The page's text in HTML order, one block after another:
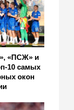
«ПСЖ» и
10 самых
окон